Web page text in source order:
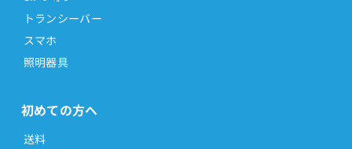
トランシーバー
スマホ
照明器具
初めての方へ
送料